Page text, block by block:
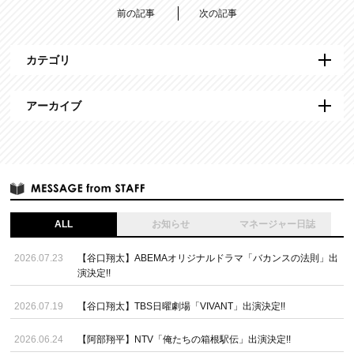
前の記事 次の記事
カテゴリ
アーカイブ
ALL お知らせ マネージャー日誌
2026.07.23
【谷口翔太】ABEMAオリジナルドラマ「バカンスの法則」出
演決定!!
2026.07.19 【谷口翔太】TBS日曜劇場「VIVANT」出演決定!!
2026.06.24 【阿部翔平】NTV「俺たちの箱根駅伝」出演決定!!